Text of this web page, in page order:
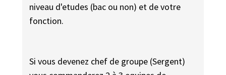
niveau d'etudes (bac ou non) et de votre
fonction.
Si vous devenez chef de groupe (Sergent)